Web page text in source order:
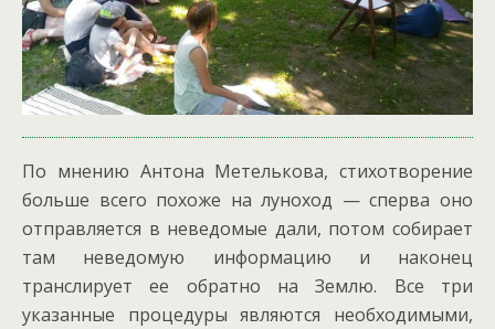
По мнению Антона Метелькова, стихотворение
больше всего похоже на луноход — сперва оно
отправляется в неведомые дали, потом собирает
там неведомую информацию и наконец
транслирует ее обратно на Землю. Все три
указанные процедуры являются необходимыми,